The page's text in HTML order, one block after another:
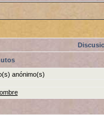
anónimo(s)